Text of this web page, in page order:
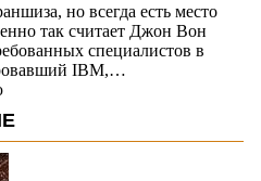
но всегда есть место
так считает Джон Вон
специалистов в
IBM,…